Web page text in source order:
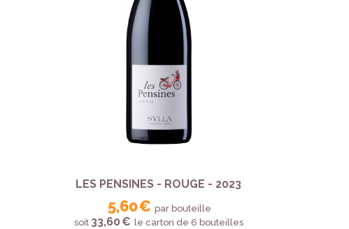
LES PENSINES - ROUGE - 2023
5,60 € par bouteille
soit 33,60 € le carton de 6 bouteilles